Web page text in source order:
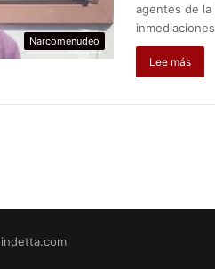
Narcomenudeo
agentes de la
Lee más